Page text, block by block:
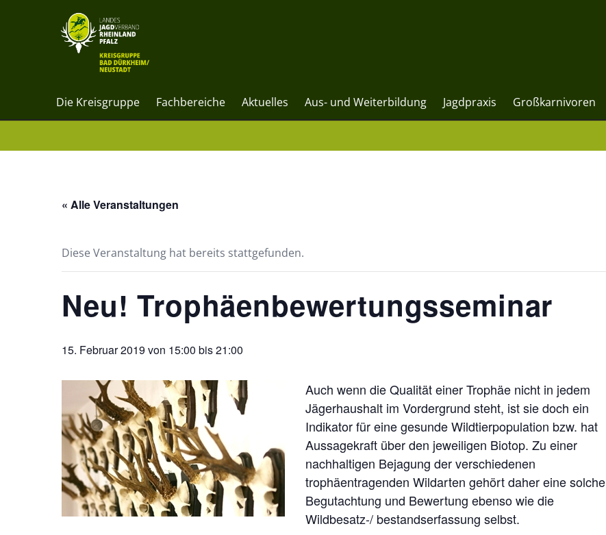
Die Kreisgruppe Fachbereiche Aktuelles Aus- und Weiterbildung Jagdpraxis Großkarnivoren
« Alle Veranstaltungen
Diese Veranstaltung hat bereits stattgefunden.
Neu! Trophäenbewertungsseminar
15. Februar 2019 von 15:00 bis21:00
Auch wenn die Qualität einer Trophäe nicht in jedem
Jägerhaushalt im Vordergrund steht, ist sie doch ein
Indikator für eine gesunde Wildtierpopulation bzw. hat
Aussagekraft über den jeweiligen Biotop. Zu einer
nachhaltigen Bejagung der verschiedenen
trophäentragenden Wildarten gehört daher eine solche
Begutachtung und Bewertung ebenso wie die
Wildbesatz-/ bestandserfassung selbst.